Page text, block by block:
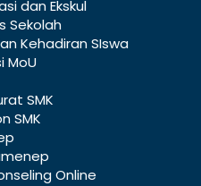
dan Ekskul
Sekolah
Kehadiran SIswa
MoU
SMK
SMK
Online